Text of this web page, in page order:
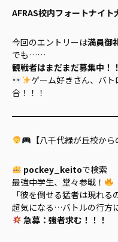
AFRAS校内フォートナイト
今回のエントリーは満員御
でも……
観戦者はまだまだ募集中！
ゲーム好きさん、バ
合！！！
【八千代緑が丘校か
pockey_keitoで検索
最強中学生、堂々参戦！
「彼を倒せる猛者は現れる
超気になる…バトルの行方
急募：強者求む！！！